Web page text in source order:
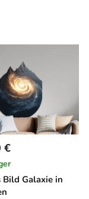
Bild Galaxie in
€